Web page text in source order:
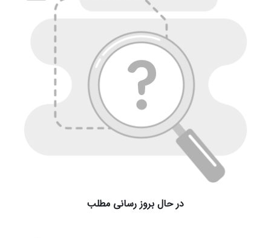
در حال بروز رسانی مطلب